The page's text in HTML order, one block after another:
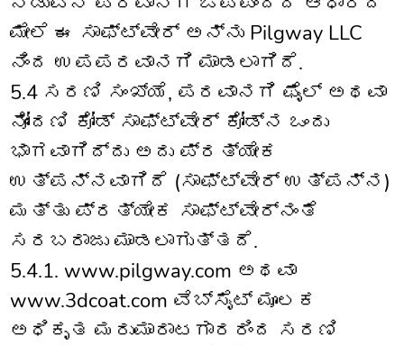
ಮೇಲೆ ಈ ಸಾಫ್ಟ್‌ವೇರ್ ಅನ್ನು Pilgway LLC
ನಿಂದ ಉಪಪರವಾನಗಿ ಮಾಡಲಾಗಿದೆ.
5.4 ಸರಣಿ ಸಂಖ್ಯೆ, ಪರವಾನಗಿ ಫೈಲ್ ಅಥವಾ
ನೋಂದಣಿ ಕೋಡ್ ಸಾಫ್ಟ್‌ವೇರ್ ಕೋಡ್‌ನ ಒಂದು
ಭಾಗವಾಗಿದ್ದು ಅದು ಪ್ರತ್ಯೇಕ
ಉತ್ಪನ್ನವಾಗಿದೆ (ಸಾಫ್ಟ್‌ವೇರ್ ಉತ್ಪನ್ನ)
ಮತ್ತು ಪ್ರತ್ಯೇಕ ಸಾಫ್ಟ್‌ವೇರ್‌ನಂತೆ
ಸರಬರಾಜು ಮಾಡಲಾಗುತ್ತದೆ.
5.4.1. www.pilgway.com ಅಥವಾ
www.3dcoat.com ವೆಬ್‌ಸೈಟ್ ಮೂಲಕ
ಅಧಿಕೃತ ಮರುಮಾರಾಟಗಾರರಿಂದ ಸರಣಿ